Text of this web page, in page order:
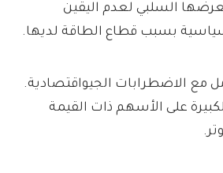
السلبي لعدم اليقين
بسبب قطاع الطاقة لديها.
مع الاضطرابات الجيواقتصادية.
على الأسهم ذات القيمة